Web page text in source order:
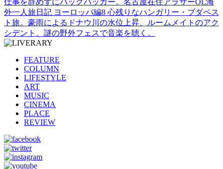
仕事を辞めずにバックパッカー。名古屋在住アラサーOL海
外一人旅日記 ヨーロッパ編8 心残りなハンガリー・ブダペス
ト旅。豪雨によるドナウ川の水位上昇、ルームメイトのアク
シデント、謎の野外フェスで音楽を聴く。
FEATURE
COLUMN
LIFESTYLE
ART
MUSIC
CINEMA
PLACE
REVIEW